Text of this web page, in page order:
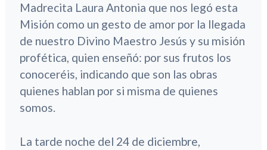
Madrecita Laura Antonia que nos legó esta
Misión como un gesto de amor por la llegada
de nuestro Divino Maestro Jesús y su misión
profética, quien enseñó: por sus frutos los
conoceréis, indicando que son las obras
quienes hablan por si misma de quienes
somos.
La tarde noche del 24 de diciembre,